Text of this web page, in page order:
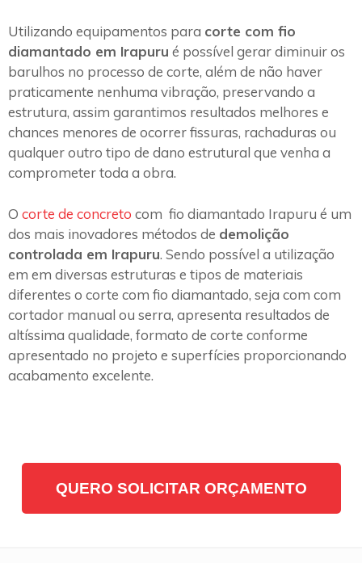
Utilizando equipamentos para corte com fio
diamantado em Irapuru é possível gerar diminuir os
barulhos no processo de corte, além de não haver
praticamente nenhuma vibração, preservando a
estrutura, assim garantimos resultados melhores e
chances menores de ocorrer fissuras, rachaduras ou
qualquer outro tipo de dano estrutural que venha a
comprometer toda a obra.
O corte de concreto com fio diamantado Irapuru é um
dos mais inovadores métodos de demolição
controlada em Irapuru. Sendo possível a utilização
em em diversas estruturas e tipos de materiais
diferentes o corte com fio diamantado, seja com com
cortador manual ou serra, apresenta resultados de
altíssima qualidade, formato de corte conforme
apresentado no projeto e superfícies proporcionando
acabamento excelente.
QUERO SOLICITAR ORÇAMENTO